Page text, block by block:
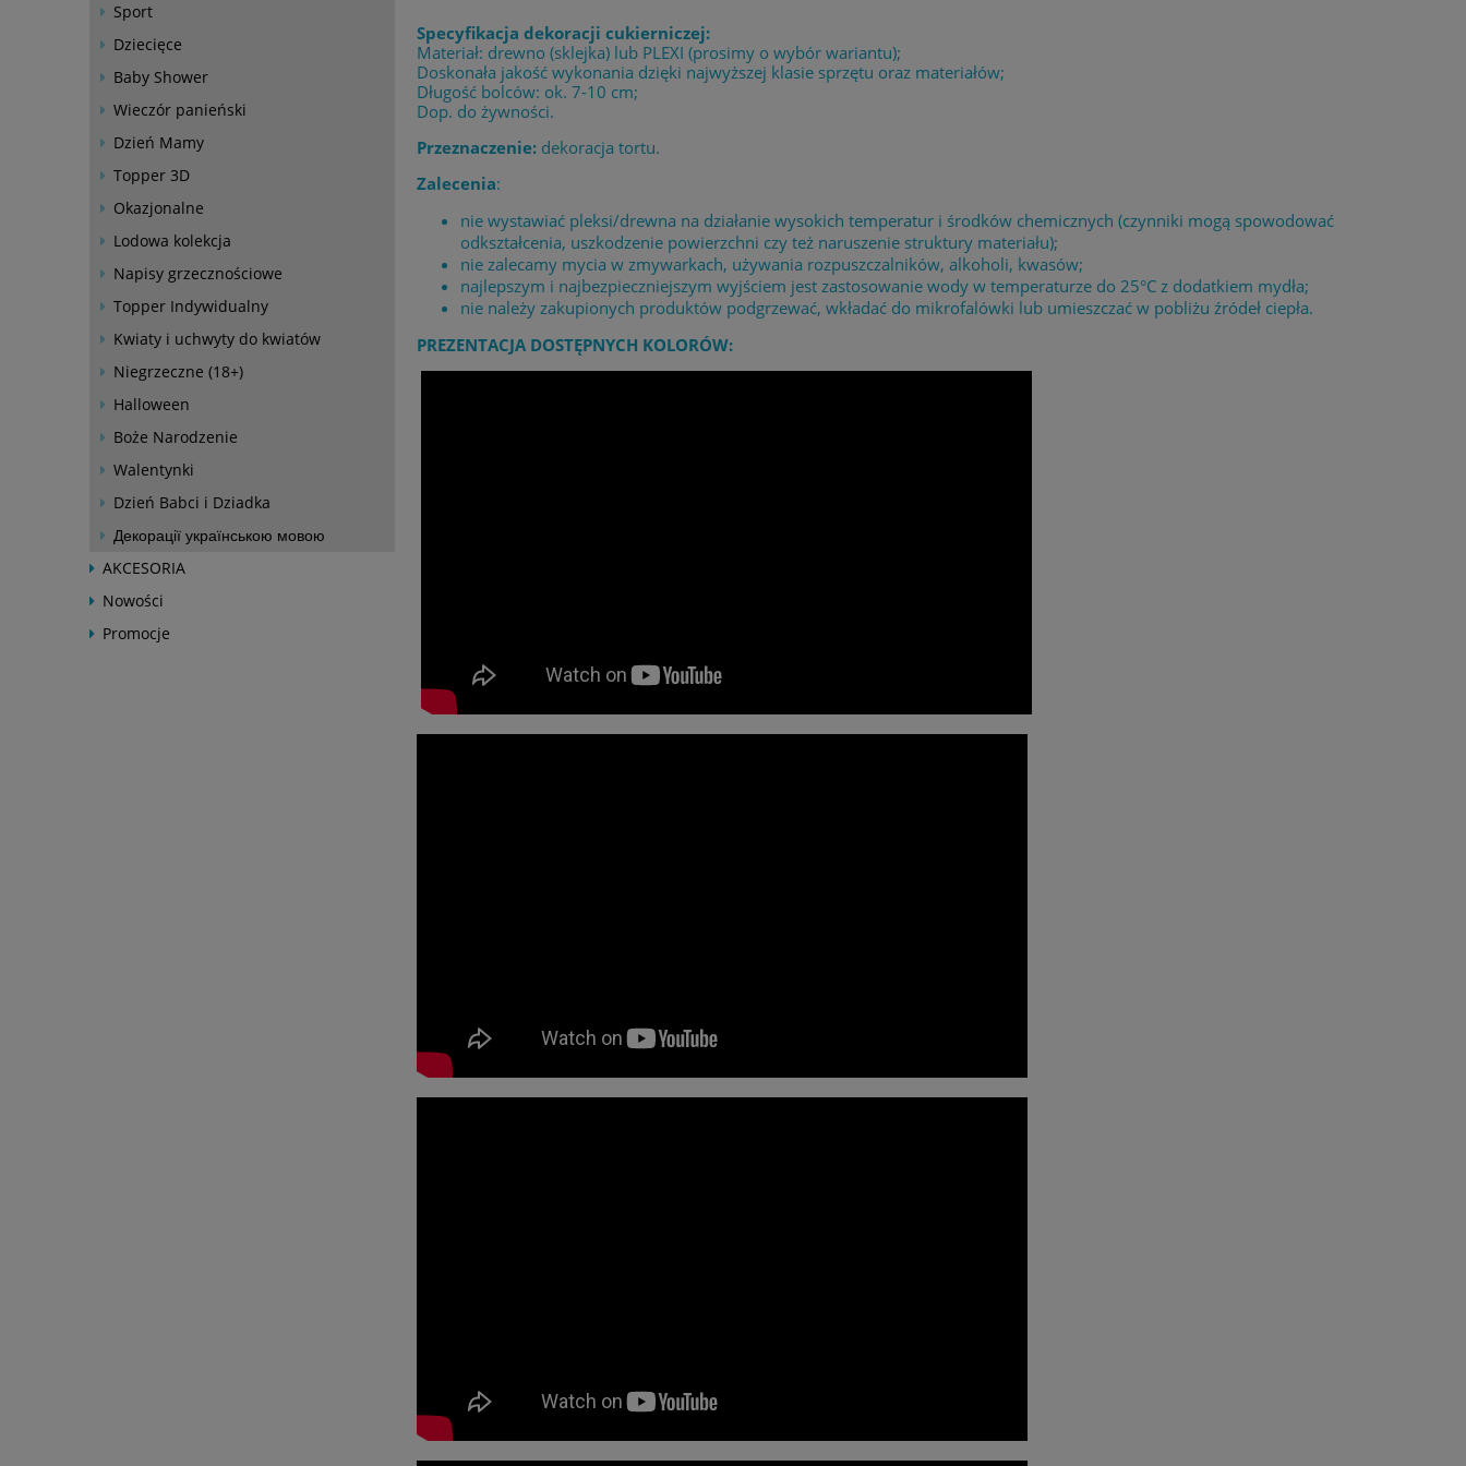
Sport
Dziecięce
Baby Shower
Wieczór panieński
Dzień Mamy
Topper 3D
Okazjonalne
Lodowa kolekcja
Napisy grzecznościowe
Topper Indywidualny
Kwiaty i uchwyty do kwiatów
Niegrzeczne (18+)
Halloween
Boże Narodzenie
Walentynki
Dzień Babci i Dziadka
Декорації українською мовою
AKCESORIA
Nowości
Promocje
Specyfikacja dekoracji cukierniczej:
Materiał: drewno (sklejka) lub PLEXI (prosimy o wybór wariantu);
Doskonała jakość wykonania dzięki najwyższej klasie sprzętu oraz materiałów;
Długość bolców: ok. 7-10 cm;
Dop. do żywności.
Przeznaczenie: dekoracja tortu.
Zalecenia:
nie wystawiać pleksi/drewna na działanie wysokich temperatur i środków chemicznych (czynniki mogą spowodować
odkształcenia, uszkodzenie powierzchni czy też naruszenie struktury materiału);
nie zalecamy mycia w zmywarkach, używania rozpuszczalników, alkoholi, kwasów;
najlepszym i najbezpieczniejszym wyjściem jest zastosowanie wody w temperaturze do 25°C z dodatkiem mydła;
nie należy zakupionych produktów podgrzewać, wkładać do mikrofalówki lub umieszczać w pobliżu źródeł ciepła.
PREZENTACJA DOSTĘPNYCH KOLORÓW: